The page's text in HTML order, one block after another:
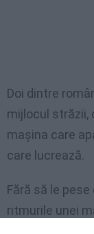
Doi dintre
mijlocul străzii,
maşina care
care lucrează.
Fără să le
ritmurile unei